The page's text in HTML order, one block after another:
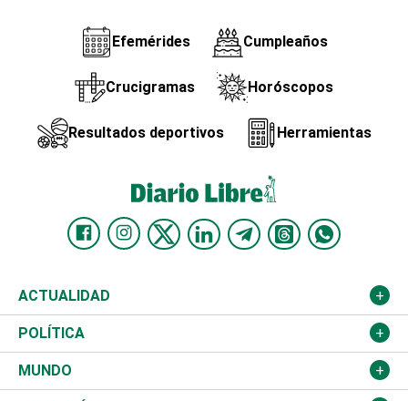
Efemérides Cumpleaños
Crucigramas Horóscopos
Resultados deportivos Herramientas
ACTUALIDAD
Nacional
Ciudad
POLÍTICA
Partidos
MUNDO